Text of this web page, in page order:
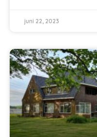
juni 22, 2023